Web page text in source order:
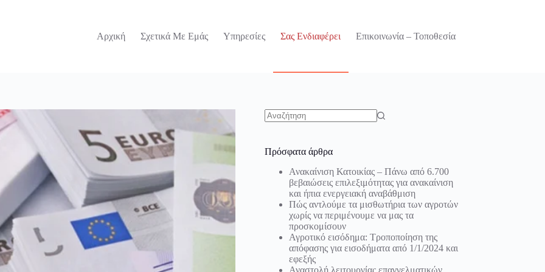
Αρχική
Σχετικά Με Εμάς Υπηρεσίες Σας Ενδιαφέρει Επικοινωνία – Τοποθεσία
Πρόσφατα άρθρα
Ανακαίνιση Κατοικίας – Πάνω από 6.700
βεβαιώσεις επιλεξιμότητας για ανακαίνιση
και ήπια ενεργειακή αναβάθμιση
Πώς αντλούμε τα μισθωτήρια των αγροτών
χωρίς να περιμένουμε να μας τα
προσκομίσουν
Αγροτικό εισόδημα: Τροποποίηση της
απόφασης για εισοδήματα από 1/1/2024 και
εφεξής
Αναστολή λειτουργίας επαγγελματικών